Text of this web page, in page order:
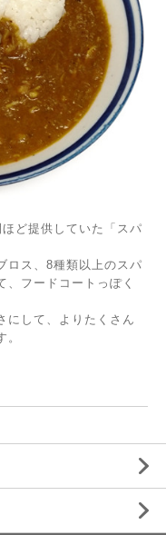
ど提供していた「スパ
ロス、8種類以上のスパ
、フードコートっぽく
にして、よりたくさん